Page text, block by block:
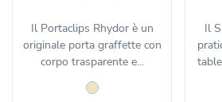
Il Portaclips Rhydor è un
originale porta graffette con
corpo trasparente e...
Il